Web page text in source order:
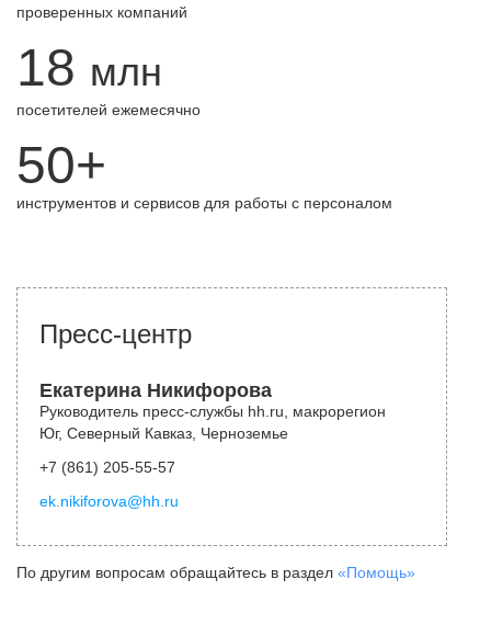
проверенных компаний
18 млн
посетителей ежемесячно
50+
инструментов и сервисов для работы с персоналом
Пресс-центр
Екатерина Никифорова
Руководитель пресс-службы hh.ru, макрорегион
Юг, Северный Кавказ, Черноземье
+7 (861) 205-55-57
ek.nikiforova@hh.ru
По другим вопросам обращайтесь в раздел «Помощь»